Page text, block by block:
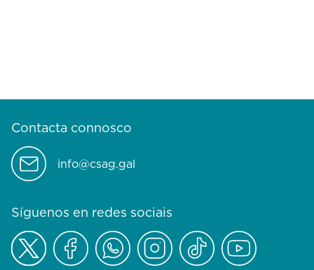
Contacta connosco
info@csag.gal
Síguenos en redes sociais